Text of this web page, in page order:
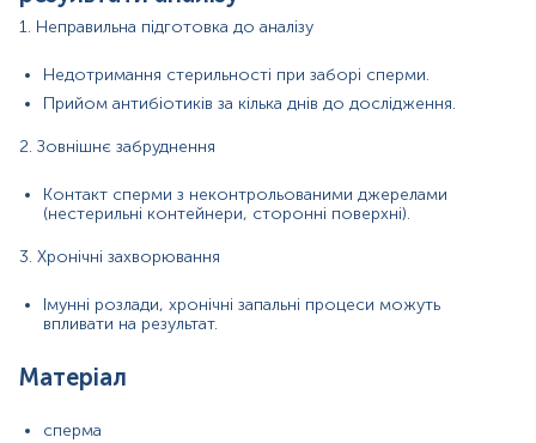
Зверніть увагу, що визначення чутливості мікроорганізмів до
патогенної чи умовно-патогенної флори у кількостях, що
перевищують норму.
комітетом з тестування антимікробної чутливості (EUCAST)
лабораторія не проводить антибіотикограму, дотримуючись
міжнародних вимог до достовірності та якості результатів.
Звертаємо Вашу увагу, що вартість бактеріологічного
1. Неправильна підготовка до аналізу
Недотримання стерильності при заборі сперми.
Прийом антибіотиків за кілька днів до дослідження.
2. Зовнішнє забруднення
Контакт сперми з неконтрольованими джерелами
(нестерильні контейнери, сторонні поверхні).
3. Хронічні захворювання
Імунні розлади, хронічні запальні процеси можуть
впливати на результат.
Матеріал
сперма